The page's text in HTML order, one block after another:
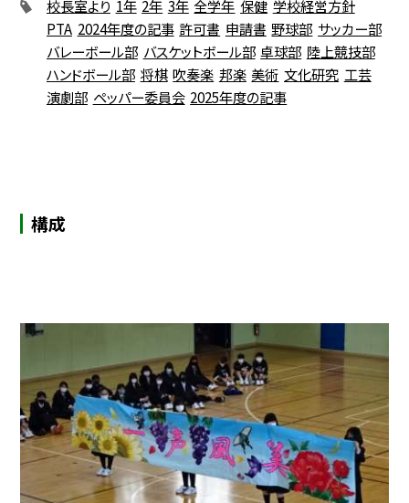
校長室より 1年 2年 3年 全学年 保健 学校経営方針
PTA 2024年度の記事 許可書 申請書 野球部 サッカー部
バレーボール部 バスケットボール部 卓球部 陸上競技部
ハンドボール部 将棋 吹奏楽 邦楽 美術 文化研究 工芸
演劇部 ペッパー委員会 2025年度の記事
構成